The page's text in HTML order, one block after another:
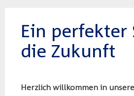
Ein perfekter
die Zukunft
Herzlich willkommen in